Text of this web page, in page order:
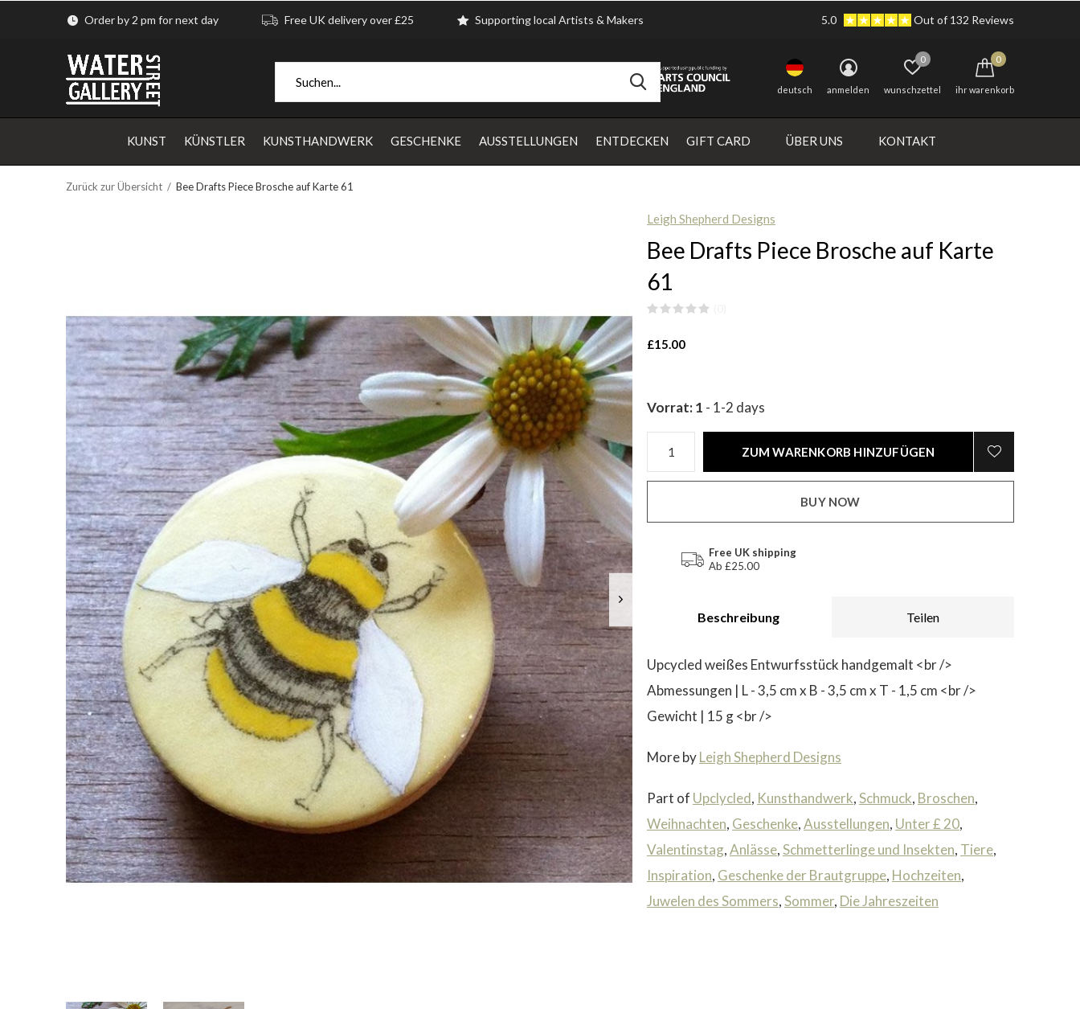
KUNST KÜNSTLER KUNSTHANDWERK GESCHENKE AUSSTELLUNGEN ENTDECKEN GIFT CARD ÜBER UNS KONTAKT
deutsch anmelden wunschzettel
0
ihr warenkorb
0
Order by 2 pm for next day Free UK delivery over £25 Supporting local Artists & Makers 5.0 Out of 132 Reviews
Zurück zur Übersicht Bee Drafts Piece Brosche auf Karte 61
Leigh Shepherd Designs
Bee Drafts Piece Brosche auf Karte
61
£15.00
Vorrat: 1 - 1-2 days
ZUM WARENKORB HINZUFÜGEN
BUY NOW
Free UK shipping
Ab £25.00
Beschreibung Teilen
Upcycled weißes Entwurfsstück handgemalt <br />
Abmessungen | L - 3,5 cm x B - 3,5 cm x T - 1,5 cm <br />
Gewicht | 15 g <br />
More byLeigh Shepherd Designs
Part of Upclycled, Kunsthandwerk,Schmuck, Broschen,
Weihnachten, Geschenke,Ausstellungen, Unter £ 20,
Valentinstag,Anlässe,Schmetterlinge und Insekten, Tiere,
Inspiration, Geschenke der Brautgruppe, Hochzeiten,
Juwelen des Sommers,Sommer, Die Jahreszeiten